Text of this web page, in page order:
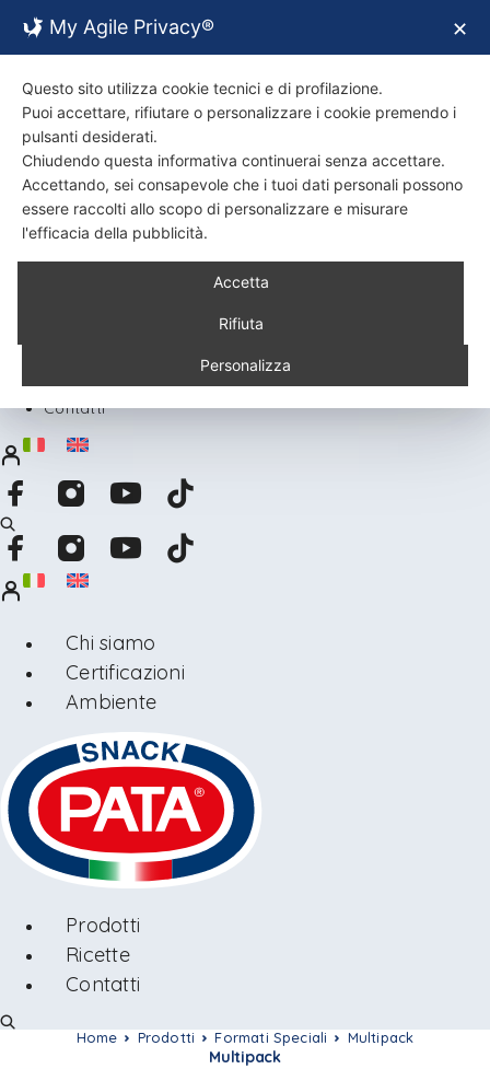
Back
Ricette
Contatti
Chi siamo
Certificazioni
Ambiente
Prodotti
Ricette
Contatti
Home Prodotti Formati Speciali Multipack
Multipack
My Agile Privacy® ✕
Questo sito utilizza cookie tecnici e di profilazione.
Puoi accettare, rifiutare o personalizzare i cookie premendo i
pulsanti desiderati.
Chiudendo questa informativa continuerai senza accettare.
Accettando, sei consapevole che i tuoi dati personali possono
essere raccolti allo scopo di personalizzare e misurare
l'efficacia della pubblicità.
Accetta
Rifiuta
Personalizza